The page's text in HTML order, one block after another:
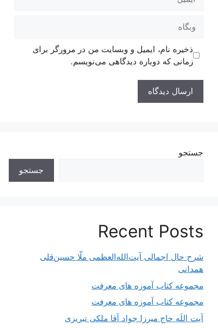
وبگاه
ذخیره نام، ایمیل و وبسایت من در مرورگر برای
زمانی که دوباره دیدگاهی می‌نویسم.
جستجو
جستجو
Recent Posts
شرح حال اجمالی آیت‌الله‌العظمی ملّا حسین‌قلی
همدانی
مجموعه کتاب آموزه های معرفت
مجموعه کتاب آموزه های معرفت
آیت اللَه حاج میرزا جواد آقا ملکی تبریزی